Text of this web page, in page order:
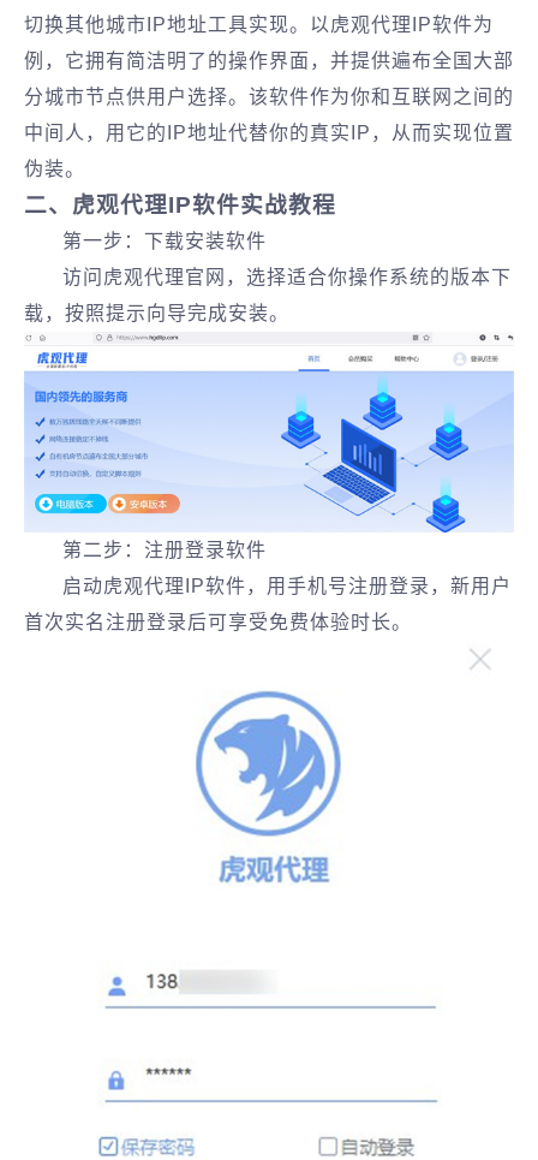
切换其他城市IP地址工具实现。以虎观代理IP软件为
例，它拥有简洁明了的操作界面，并提供遍布全国大部
分城市节点供用户选择。该软件作为你和互联网之间的
中间人，用它的IP地址代替你的真实IP，从而实现位置
伪装。
二、虎观代理IP软件实战教程
第一步：下载安装软件
访问虎观代理官网，选择适合你操作系统的版本下
载，按照提示向导完成安装。
第二步：注册登录软件
启动虎观代理IP软件，用手机号注册登录，新用户
首次实名注册登录后可享受免费体验时长。